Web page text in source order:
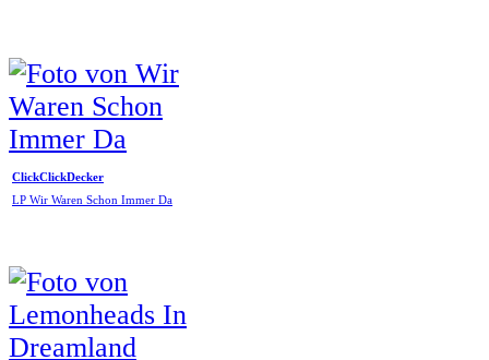
ClickClickDecker
LP Wir Waren Schon Immer Da